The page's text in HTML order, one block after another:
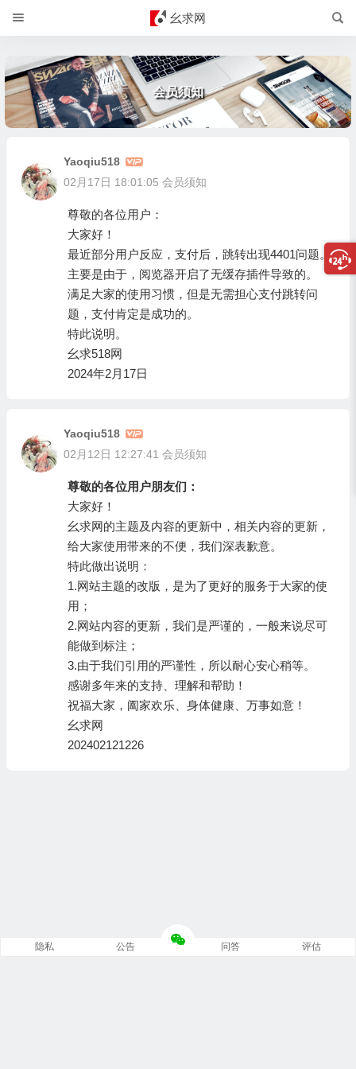
幺求网
会员须知
Yaoqiu518
02月17日 18:01:05 会员须知
尊敬的各位用户：
大家好！
最近部分用户反应，支付后，跳转出现4401问题。
主要是由于，阅览器开启了无缓存插件导致的。
满足大家的使用习惯，但是无需担心支付跳转问
题，支付肯定是成功的。
特此说明。
幺求518网
2024年2月17日
Yaoqiu518
02月12日 12:27:41 会员须知
尊敬的各位用户朋友们：
大家好！
幺求网的主题及内容的更新中，相关内容的更新，
给大家使用带来的不便，我们深表歉意。
特此做出说明：
1.网站主题的改版，是为了更好的服务于大家的使
用；
2.网站内容的更新，我们是严谨的，一般来说尽可
能做到标注；
3.由于我们引用的严谨性，所以耐心安心稍等。
感谢多年来的支持、理解和帮助！
祝福大家，阖家欢乐、身体健康、万事如意！
幺求网
202402121226
隐私 公告 问答 评估